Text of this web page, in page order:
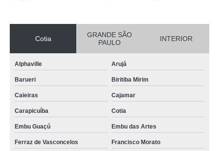
Cotia
GRANDE SÃO
PAULO
INTERIOR
Alphaville Arujá
Barueri Biritiba Mirim
Caieiras Cajamar
Carapicuíba Cotia
Embu Guaçú Embu das Artes
Ferraz de Vasconcelos Francisco Morato